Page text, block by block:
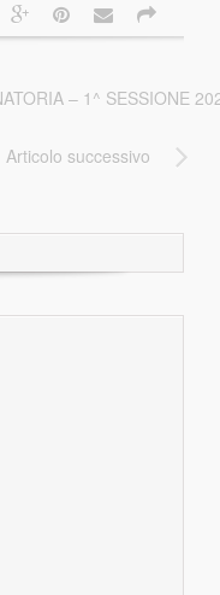
– 1^ SESSIONE
Articolo successivo